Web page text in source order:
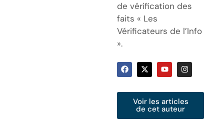
de vérification des
faits « Les
Vérificateurs de l’Info
».
Voir les articles
de cet auteur